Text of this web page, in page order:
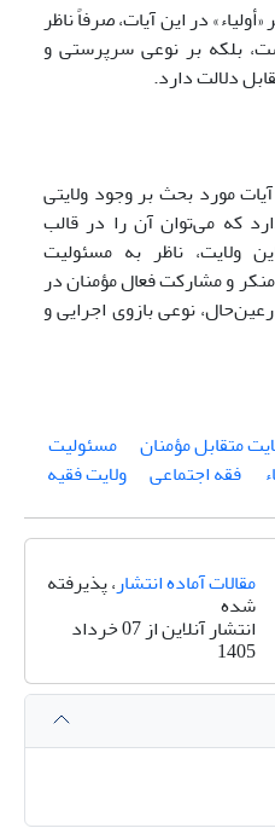
در این آیات، صرفاً ناظر
بلکه بر نوعی سرپرستی و
دلالت دارد.
مورد بحث بر وجود ولایتی
که می‌توان آن را در قالب
ولایت، ناظر به مسئولیت
و مشارکت فعال مؤمنان در
نوعی بازوی اجرایی و
متقابل مؤمنان
مسئولیت
فقه اجتماعی ولایت فقیه
مقالات آماده انتشار، پذیرفته
شده
انتشار آنلاین از 07 خرداد
1405